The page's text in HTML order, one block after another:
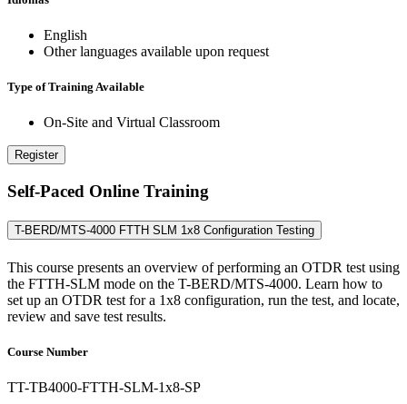
English
Other languages available upon request
Type of Training Available
On-Site and Virtual Classroom
Register
Self-Paced Online Training
T-BERD/MTS-4000 FTTH SLM 1x8 Configuration Testing
This course presents an overview of performing an OTDR test using
the FTTH-SLM mode on the T-BERD/MTS-4000. Learn how to
set up an OTDR test for a 1x8 configuration, run the test, and locate,
review and save test results.
Course Number
TT-TB4000-FTTH-SLM-1x8-SP